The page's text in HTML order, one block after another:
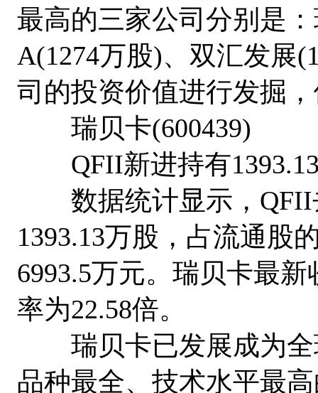
最高的三家公司分别是
A(1274万股)、双汇发展
司的投资价值进行发掘
瑞贝卡(600439)
QFII新进持有
数据统计显示，QFII
1393.13万股，占流通股
6993.5万元。瑞贝卡最
率为22.58倍。
瑞贝卡已发展成为全
品种最全、技术水平最